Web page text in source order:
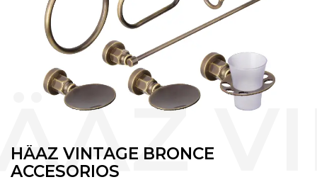
HÄAZ VINTAGE BRONCE
ACCESORIOS